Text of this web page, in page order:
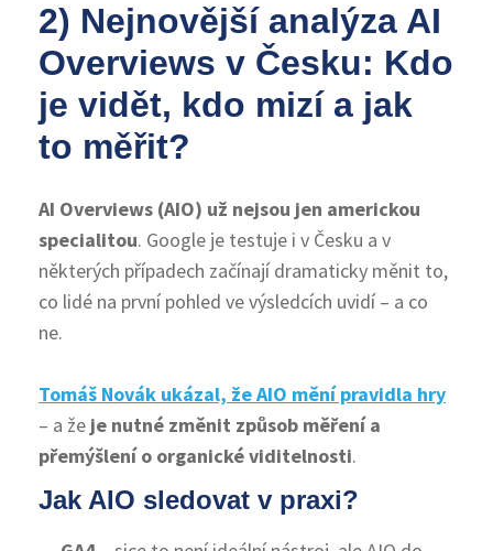
2) Nejnovější analýza AI
Overviews v Česku: Kdo
je vidět, kdo mizí a jak
to měřit?
AI Overviews (AIO) už nejsou jen americkou
specialitou. Google je testuje i v Česku a v
některých případech začínají dramaticky měnit to,
co lidé na první pohled ve výsledcích uvidí – a co
ne.
Tomáš Novák ukázal, že AIO mění pravidla hry
– a že je nutné změnit způsob měření a
přemýšlení o organické viditelnosti.
Jak AIO sledovat v praxi?